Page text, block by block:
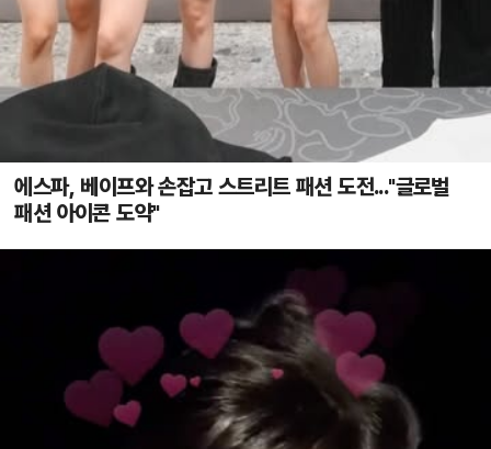
에스파, 베이프와 손잡고 스트리트 패션 도전..."글로벌
패션 아이콘 도약"